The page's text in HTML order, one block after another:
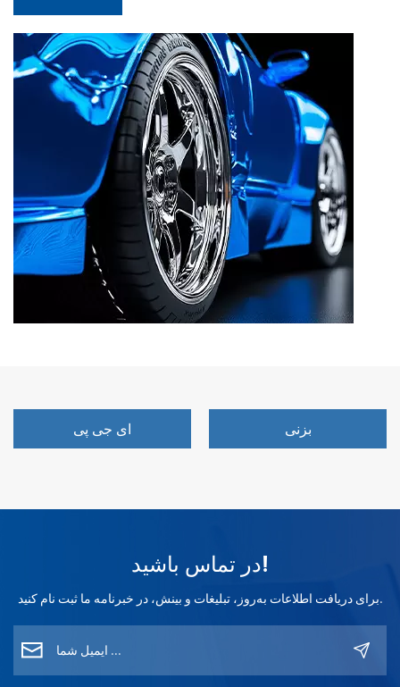
ای جی پی بزنی
در تماس باشید!
برای دریافت اطلاعات به‌روز، تبلیغات و بینش، در خبرنامه ما ثبت نام کنید.